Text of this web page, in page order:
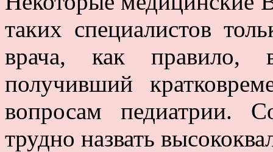
таких специалистов
врача, как правило,
получивший
вопросам педиатрии.
трудно назвать